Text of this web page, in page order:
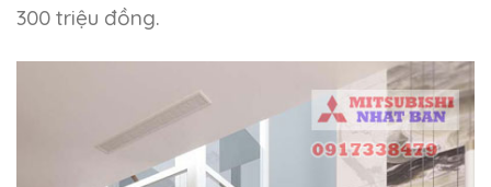
300 triệu đồng.